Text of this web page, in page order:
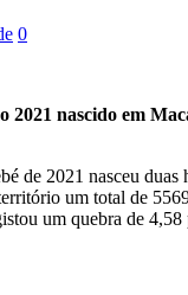
0
2021 nascido em
de 2021 nasceu duas
um total de
um quebra de